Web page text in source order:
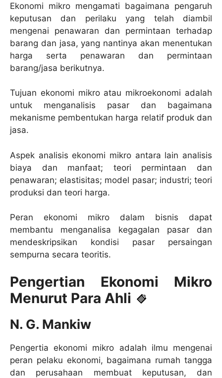
Ekonomi mikro mengamati bagaimana pengaruh
keputusan dan perilaku yang telah diambil
mengenai penawaran dan permintaan terhadap
barang dan jasa, yang nantinya akan menentukan
harga serta penawaran dan permintaan
barang/jasa berikutnya.
Tujuan ekonomi mikro atau mikroekonomi adalah
untuk menganalisis pasar dan bagaimana
mekanisme pembentukan harga relatif produk dan
jasa.
Aspek analisis ekonomi mikro antara lain analisis
biaya dan manfaat; teori permintaan dan
penawaran; elastisitas; model pasar; industri; teori
produksi dan teori harga.
Peran ekonomi mikro dalam bisnis dapat
membantu menganalisa kegagalan pasar dan
mendeskripsikan kondisi pasar persaingan
sempurna secara teoritis.
Pengertian Ekonomi Mikro
Menurut Para Ahli
N. G. Mankiw
Pengertia ekonomi mikro adalah ilmu mengenai
peran pelaku ekonomi, bagaimana rumah tangga
dan perusahaan membuat keputusan, dan